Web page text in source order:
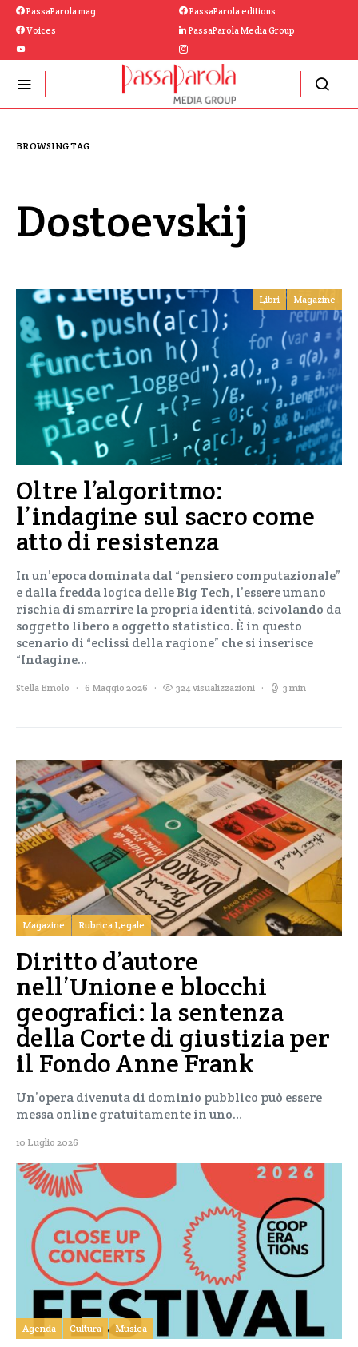
PassaParola mag
PassaParola editions
Voices
PassaParola Media Group
BROWSING TAG
Dostoevskij
Libri Magazine
Oltre l’algoritmo:
l’indagine sul sacro come
atto di resistenza
In un’epoca dominata dal “pensiero computazionale”
e dalla fredda logica delle Big Tech, l’essere umano
rischia di smarrire la propria identità, scivolando da
soggetto libero a oggetto statistico. È in questo
scenario di “eclissi della ragione” che si inserisce
“Indagine…
Stella Emolo 6 Maggio 2026 324 visualizzazioni 3 min
Magazine Rubrica Legale
Diritto d’autore
nell’Unione e blocchi
geografici: la sentenza
della Corte di giustizia per
il Fondo Anne Frank
Un’opera divenuta di dominio pubblico può essere
messa online gratuitamente in uno…
10 Luglio 2026
Agenda Cultura Musica